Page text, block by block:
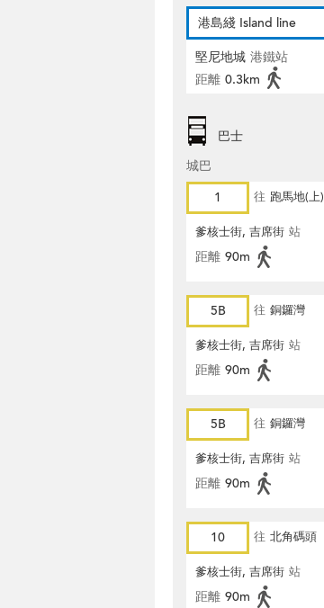
港島綫 Island line
堅尼地城 港鐵站
距離 0.3km
巴士
城巴
1
往 跑馬地(上)
爹核士街, 吉席街 站
距離 90m
5B 往 銅鑼灣
爹核士街, 吉席街 站
距離 90m
5B 往 銅鑼灣
爹核士街, 吉席街 站
距離 90m
10 往 北角碼頭
爹核士街, 吉席街 站
距離 90m